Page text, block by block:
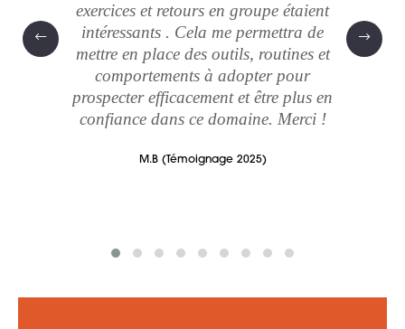
exercices et retours en groupe étaient
intéressants . Cela me permettra de
mettre en place des outils, routines et
comportements à adopter pour
prospecter efficacement et être plus en
confiance dans ce domaine. Merci !
M.B (Témoignage 2025)
me